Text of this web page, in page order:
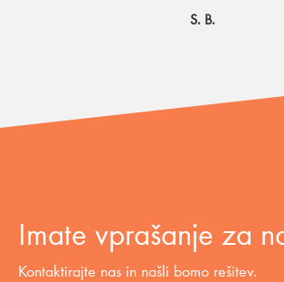
S. B.
Imate vprašanje za
Kontaktirajte nas in našli bomo rešitev.